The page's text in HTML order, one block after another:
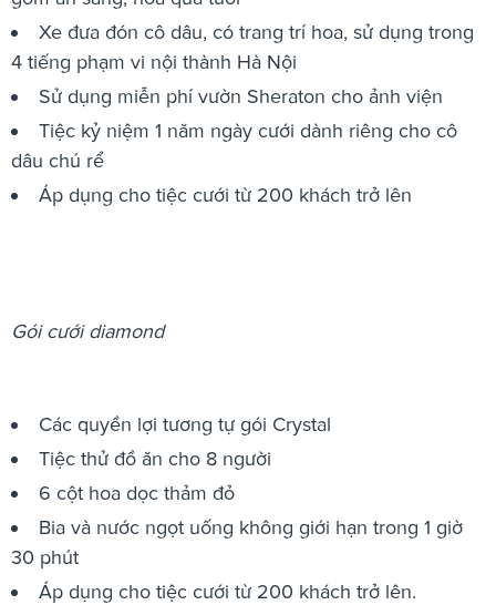
Xe đưa đón cô dâu, có trang trí hoa, sử dụng trong
4 tiếng phạm vi nội thành Hà Nội
Sử dụng miễn phí vườn Sheraton cho ảnh viện
Tiệc kỷ niệm 1 năm ngày cưới dành riêng cho cô
dâu chú rể
Áp dụng cho tiệc cưới từ 200 khách trở lên
Gói cưới diamond
Các quyền lợi tương tự gói Crystal
Tiệc thử đồ ăn cho 8 người
6 cột hoa dọc thảm đỏ
Bia và nước ngọt uống không giới hạn trong 1 giờ
30 phút
Áp dụng cho tiệc cưới từ 200 khách trở lên.